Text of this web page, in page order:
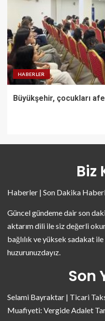
HABERLER
Büyükşehir, çocukları
Biz
Haberler | Son Dakika
Güncel gündeme dair son
aktarım dili ile siz değerli
bağlılık ve yüksek sadakat
huzurunuzdayız.
Son
Selami Bayraktar | Ticari
Muafiyeti: Vergide Adalet